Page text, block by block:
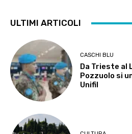
ULTIMI ARTICOLI
CASCHI BLU
Da Trieste al
Pozzuolo si
Unifil